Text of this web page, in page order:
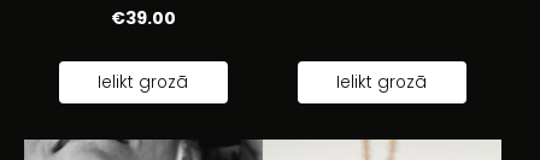
€39.00
Ielikt grozā Ielikt grozā